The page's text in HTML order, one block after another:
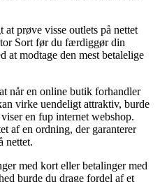
prøve visse outlets på nettet
Sort før du færdiggør din
at modtage den mest betalelige
når en online butik forhandler
virke uendeligt attraktiv, burde
en fup internet webshop.
af en ordning, der garanterer
nettet.
med kort eller betalinger med
burde du drage fordel af et